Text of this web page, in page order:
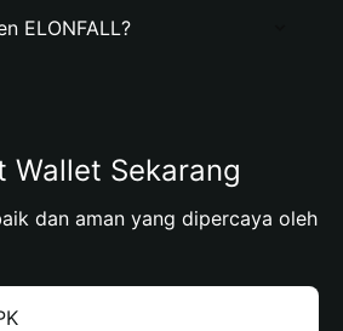
ELONFALL?
Wallet Sekarang
dan aman yang dipercaya oleh